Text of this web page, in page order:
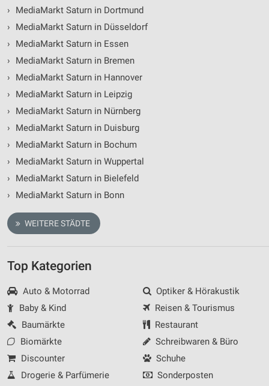
›
MediaMarkt Saturn in Dortmund
›
MediaMarkt Saturn in Düsseldorf
›
MediaMarkt Saturn in Essen
›
MediaMarkt Saturn in Bremen
›
MediaMarkt Saturn in Hannover
›
MediaMarkt Saturn in Leipzig
›
MediaMarkt Saturn in Nürnberg
›
MediaMarkt Saturn in Duisburg
›
MediaMarkt Saturn in Bochum
›
MediaMarkt Saturn in Wuppertal
›
MediaMarkt Saturn in Bielefeld
›
MediaMarkt Saturn in Bonn
WEITERE STÄDTE
Top Kategorien
Auto & Motorrad
Baby & Kind
Baumärkte
Biomärkte
Discounter
Drogerie & Parfümerie
Optiker & Hörakustik
Reisen & Tourismus
Restaurant
Schreibwaren & Büro
Schuhe
Sonderposten